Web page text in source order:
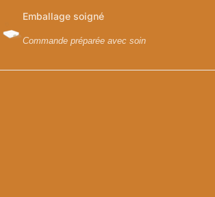
Emballage soigné
Commande préparée avec soin